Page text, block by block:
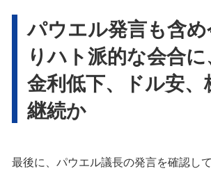
パウエル発言も含
りハト派的な会合
金利低下、ドル安、
継続か
最後に、パウエル議長の発言を確認し